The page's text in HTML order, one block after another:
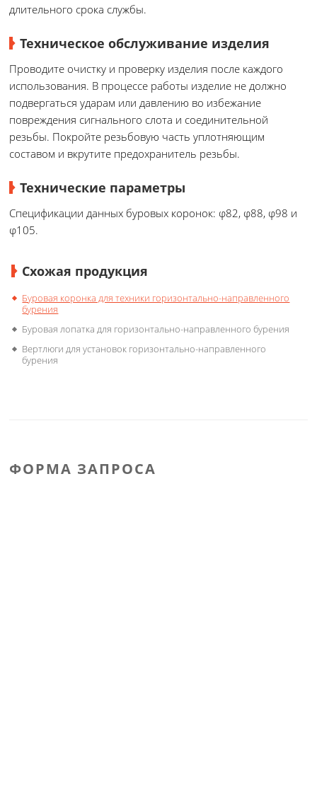
длительного срока службы.
Техническое обслуживание изделия
Проводите очистку и проверку изделия после каждого
использования. В процессе работы изделие не должно
подвергаться ударам или давлению во избежание
повреждения сигнального слота и соединительной
резьбы. Покройте резьбовую часть уплотняющим
составом и вкрутите предохранитель резьбы.
Технические параметры
Спецификации данных буровых коронок: φ82, φ88, φ98 и
φ105.
Схожая продукция
Буровая коронка для техники горизонтально-направленного
бурения
Буровая лопатка для горизонтально-направленного бурения
Вертлюги для установок горизонтально-направленного
бурения
ФОРМА ЗАПРОСА